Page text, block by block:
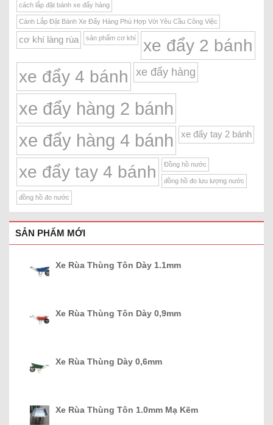
cách lắp đặt bánh xe đẩy hàng
Cánh Lắp Đặt Bánh Xe Đẩy Hàng Phù Hợp Với Yêu Cầu Công Việc
cơ khí làng rùa sản phẩm cơ khí
xe đẩy 2 bánh
xe đẩy 4 bánh
xe đẩy hàng
xe đẩy hàng 2 bánh
xe đẩy hàng 4 bánh xe đẩy tay 2 bánh
xe đẩy tay 4 bánh Đồng hồ nước
đồng hồ đo lưu lượng nước
đồng hồ đo nước
SẢN PHẨM MỚI
Xe Rùa Thùng Tôn Dày 1.1mm
Xe Rùa Thùng Tôn Dày 0,9mm
Xe Rùa Thùng Dày 0,6mm
Xe Rùa Thùng Tôn 1.0mm Mạ Kẽm